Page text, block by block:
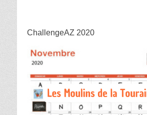
ChallengeAZ 2020